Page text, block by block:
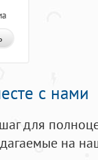
с нами
для
на